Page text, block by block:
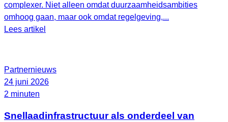
complexer. Niet alleen omdat duurzaamheidsambities
omhoog gaan, maar ook omdat regelgeving,...
Lees artikel
Partnernieuws
24 juni 2026
2 minuten
Snellaadinfrastructuur als onderdeel van